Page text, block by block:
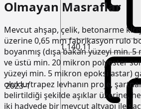
2023-1
1.140,11
Olmayan Masraflar
Mevcut ahşap, çelik, betonarme kiriş
üzerine 0,65 mm fabrikasyon rulo
boyanmış (dışa bakan yüzeyi min.
ve üstü min. 20 mikron polyester
yüzeyi min. 5 mikron epoksi astar)
oluklu/trapez levhanın proje,
belirtildiği şekilde aşıklar üzerine,
iki hadvede bir mevcut altyapı ile